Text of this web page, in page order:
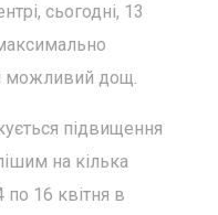
сьогодні, 13
можливий дощ.
підвищення
на кілька
по 16 квітня в